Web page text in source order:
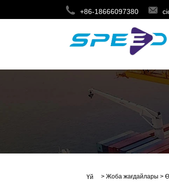
+86-18666097380
Үй > Жоба жағдайлары >